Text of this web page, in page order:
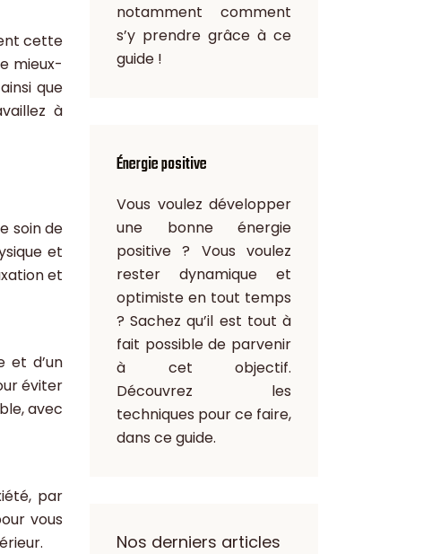
cette
mieux-
que
à
soin de
et
et
et d’un
éviter
avec
par
vous
notamment comment
s’y prendre grâce à ce
guide !
Énergie positive
Vous voulez développer
une bonne énergie
positive ? Vous voulez
rester dynamique et
optimiste en tout temps
? Sachez qu’il est tout à
fait possible de parvenir
à cet objectif.
Découvrez les
techniques pour ce faire,
dans ce guide.
Nos derniers articles